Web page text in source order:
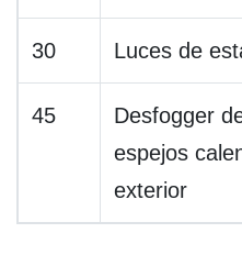
30 Luces de
45
Desfogger
espejos
exterior